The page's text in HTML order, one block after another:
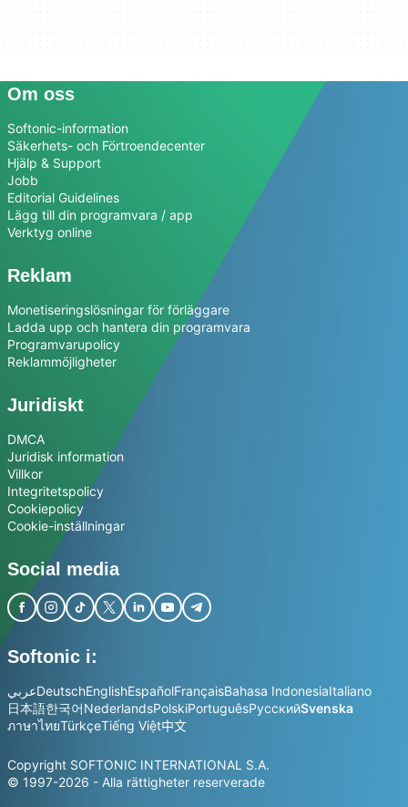
Om oss
Softonic-information
Säkerhets- och Förtroendecenter
Hjälp & Support
Jobb
Editorial Guidelines
Lägg till din programvara / app
Verktyg online
Reklam
Monetiseringslösningar för förläggare
Ladda upp och hantera din programvara
Programvarupolicy
Reklammöjligheter
Juridiskt
DMCA
Juridisk information
Villkor
Integritetspolicy
Cookiepolicy
Cookie-inställningar
Social media
Softonic i:
عربيDeutschEnglishEspañolFrançaisBahasa IndonesiaItaliano
日本語한국어NederlandsPolskiPortuguêsРусскийSvenska
ภาษาไทยTürkçeTiếng Việt中文
Copyright SOFTONIC INTERNATIONAL S.A.
© 1997-2026 - Alla rättigheter reserverade